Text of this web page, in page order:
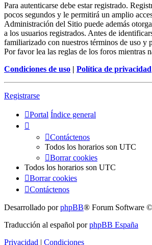
Para autenticarse debe estar registrado.
pocos segundos y le permitirá un amplio
Administración del Sitio puede además
a los usuarios registrados. Antes de
familiarizado con nuestros términos de uso y
Por favor lea las reglas de los foros mientras
Condiciones de uso | Política de privacidad
Registrarse
Portal Índice general
Contáctenos
Todos los horarios son UTC
Borrar cookies
Todos los horarios son UTC
Borrar cookies
Contáctenos
Desarrollado porphpBB® Forum Software
Traducción al español porphpBB España
Privacidad | Condiciones